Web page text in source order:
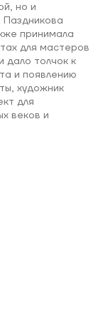
но и
принимала
для мастеров
дало толчок к
и появлению
художник
для
веков и